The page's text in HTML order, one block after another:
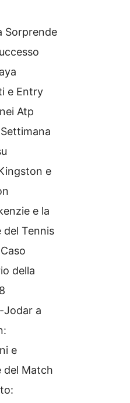
Sorprende
e Entry
Atp
e
e la
del Tennis
della
Jodar a
e
del Match